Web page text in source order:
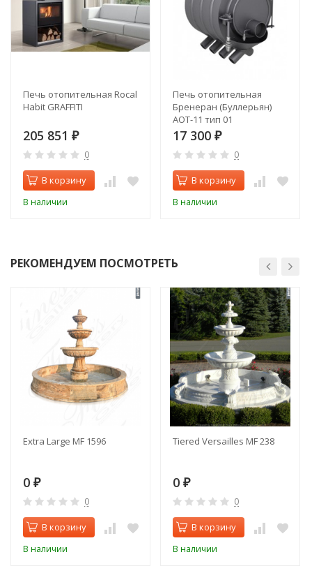
Печь отопительная Rocal
Habit GRAFFITI
205 851 ₽
0
В корзину
В наличии
Печь отопительная
Бренеран (Буллерьян)
АОТ-11 тип 01
17 300 ₽
0
В корзину
В наличии
РЕКОМЕНДУЕМ ПОСМОТРЕТЬ
Extra Large MF 1596
0 ₽
0
В корзину
В наличии
Tiered Versailles MF 238
0 ₽
0
В корзину
В наличии